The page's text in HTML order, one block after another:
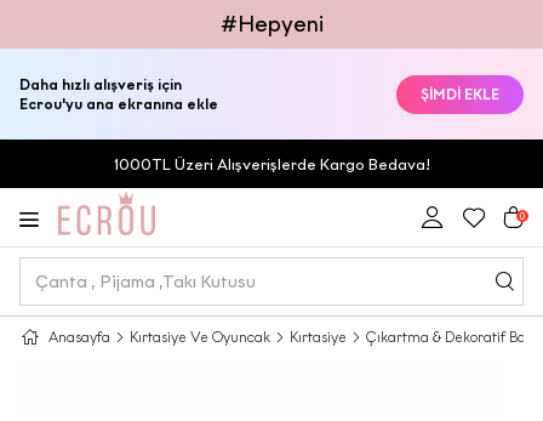
#Hepyeni
Daha hızlı alışveriş için
Ecrou'yu ana ekranına ekle
ŞİMDİ EKLE
1000TL Üzeri Alışverişlerde Kargo Bedava!
0
Anasayfa Kırtasiye Ve Oyuncak Kırtasiye Çıkartma & Dekoratif Bant